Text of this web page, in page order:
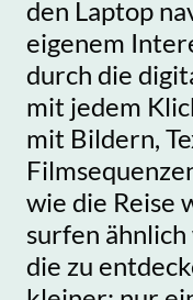
den Laptop
eigenem
durch die
mit jedem
mit Bildern,
wie die Reise
surfen
die zu